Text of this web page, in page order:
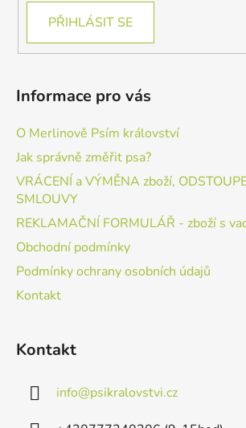
PŘIHLÁSIT SE
Informace pro vás
O Merlinově Psím království
Jak správně změřit psa?
VRÁCENÍ a VÝMĚNA zboží,
SMLOUVY
REKLAMAČNÍ FORMULÁŘ - zboží s
Obchodní podmínky
Podmínky ochrany osobních údajů
Kontakt
Kontakt
info@psikralovstvi.cz